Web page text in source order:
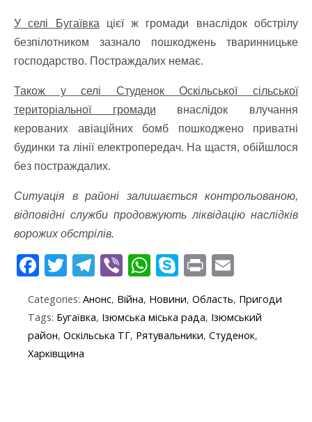
У селі Бугаївка цієї ж громади внаслідок обстрілу
безпілотником зазнало пошкоджень тваринницьке
господарство. Постраждалих немає.
Також у селі Студенок Оскільської сільської
територіальної громади внаслідок влучання
керованих авіаційних бомб пошкоджено приватні
будинки та лінії електропередач. На щастя, обійшлося
без постраждалих.
Ситуація в районі залишається контрольованою,
відповідні служби продовжують ліквідацію наслідків
ворожих обстрілів.
F
e
b
o
T
itt
er
T
e
gr
Vi
b
er
W
at
s
S
y
p
Pr
t ai
l
Categories: Анонс, Війна, Новини, Область, Пригоди
Tags: Бугаївка, Ізюмська міська рада, Ізюмський
район, Оскільська ТГ, Рятувальники, Студенок,
Харківщина